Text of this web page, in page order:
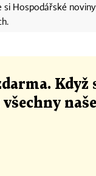
si Hospodářské noviny